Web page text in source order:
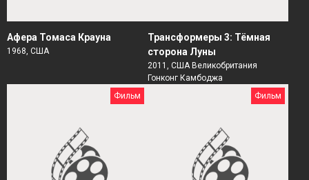
Афера Томаса Крауна
1968, США
Трансформеры 3: Тёмная
сторона Луны
2011, США Великобритания
Гонконг Камбоджа
Фильм
Фильм